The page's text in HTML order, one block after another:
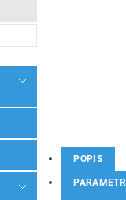
POPIS